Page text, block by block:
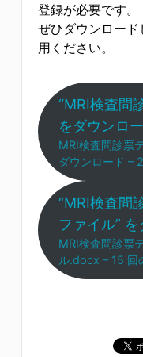
登録が必要です。
ぜひダウンロード
用ください。
“MRI検査問
をダウンロ
MRI検査問診票
ダウンロード –
“MRI検査問
ファイル”
MRI検査問診票
ル.docx – 15 回